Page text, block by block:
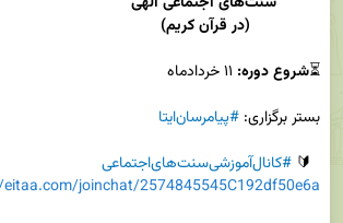
⏳شروع دوره:
بستر برگزاری: #پیامرسان‌ایتا
#کانال‌آموزشی‌‌سنت‌های‌اجتماعی
joinchat/2574845545C192df50e6a